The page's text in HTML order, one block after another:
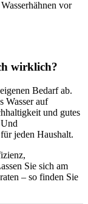
wirklich?
Bedarf ab.
Wasser auf
und gutes
jeden Haushalt.
Sie sich am
– so finden Sie